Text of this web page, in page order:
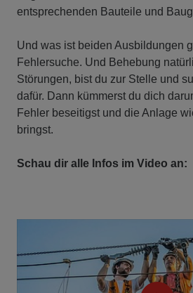
entsprechenden Bauteile und
Und was ist beiden Ausbildungen
Fehlersuche. Und Behebung
Störungen, bist du zur Stelle und
dafür. Dann kümmerst du dich
Fehler beseitigst und die Anlage
bringst.
Schau dir alle Infos im Video an: